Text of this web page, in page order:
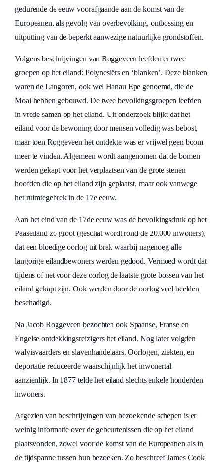
gedurende de eeuw voorafgaande aan de komst van de
Europeanen, als gevolg van overbevolking, ontbossing en
uitputting van de beperkt aanwezige natuurlijke grondstoffen.
Volgens beschrijvingen van Roggeveen leefden er twee
groepen op het eiland: Polynesiërs en ‘blanken’. Deze blanken
waren de Langoren, ook wel Hanau Epe genoemd, die de
Moai hebben gebouwd. De twee bevolkingsgroepen leefden
in vrede samen op het eiland. Uit onderzoek blijkt dat het
eiland voor de bewoning door mensen volledig was bebost,
maar toen Roggeveen het ontdekte was er vrijwel geen boom
meer te vinden. Algemeen wordt aangenomen dat de bomen
werden gekapt voor het verplaatsen van de grote stenen
hoofden die op het eiland zijn geplaatst, maar ook vanwege
het ruimtegebrek in de 17e eeuw.
Aan het eind van de 17de eeuw was de bevolkingsdruk op het
Paaseiland zo groot (geschat wordt rond de 20.000 inwoners),
dat een bloedige oorlog uit brak waarbij nagenoeg alle
langorige eilandbewoners werden gedood. Vermoed wordt dat
tijdens of net voor deze oorlog de laatste grote bossen van het
eiland gekapt zijn. Ook werden door de oorlog veel beelden
beschadigd.
Na Jacob Roggeveen bezochten ook Spaanse, Franse en
Engelse ontdekkingsreizigers het eiland. Nog later volgden
walvisvaarders en slavenhandelaars. Oorlogen, ziekten, en
deportatie reduceerde waarschijnlijk het inwonertal
aanzienlijk. In 1877 telde het eiland slechts enkele honderden
inwoners.
Afgezien van beschrijvingen van bezoekende schepen is er
weinig informatie over de gebeurtenissen die op het eiland
plaatsvonden, zowel voor de komst van de Europeanen als in
de tijdspanne tussen hun bezoeken. Zo beschreef James Cook